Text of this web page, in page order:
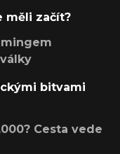
měli začít?
bitvami
Cesta vede